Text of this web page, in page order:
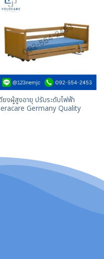
ยงผู้สูงอายุ ปรับระดับไฟฟ้า
Germany Quality